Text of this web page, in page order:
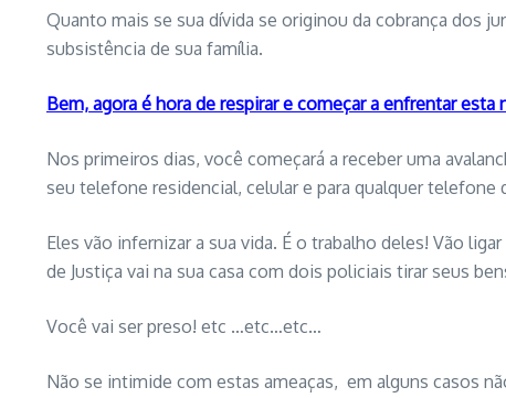
Quanto mais se sua dívida se originou da cobrança dos
subsistência de sua família.
Bem, agora é hora de respirar e começar a enfrentar esta
Nos primeiros dias, você começará a receber uma
seu telefone residencial, celular e para qualquer
Eles vão infernizar a sua vida. É o trabalho deles! Vão
de Justiça vai na sua casa com dois policiais tirar seus
Você vai ser preso! etc …etc…etc…
Não se intimide com estas ameaças, em alguns casos